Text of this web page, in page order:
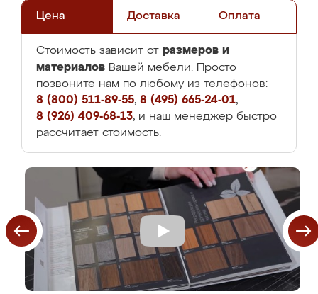
Цена Доставка Оплата
Стоимость зависит от размеров и
материалов Вашей мебели. Просто
позвоните нам по любому из телефонов:
8 (800) 511-89-55, 8 (495) 665-24-01,
8 (926) 409-68-13, и наш менеджер быстро
рассчитает стоимость.